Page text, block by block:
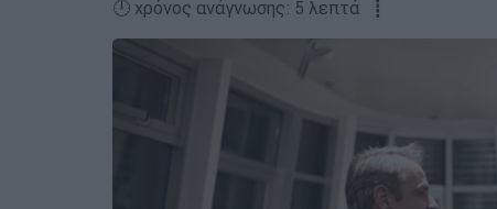
🕛 χρόνος ανάγνωσης: 5 λεπτά ┋